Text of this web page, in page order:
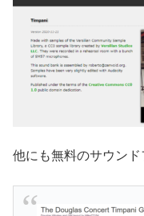
他にも無料のサウンド